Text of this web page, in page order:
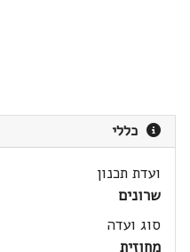
כללי
ועדת תכנון
שרונים
סוג ועדה
מחוזית